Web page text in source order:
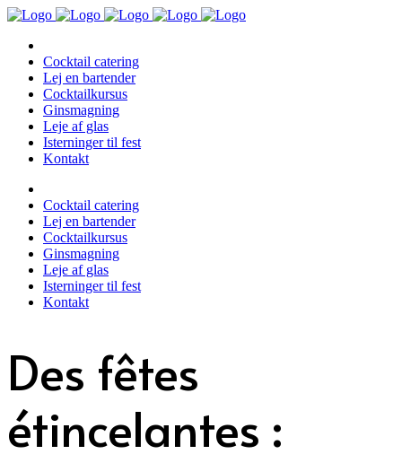
Cocktail catering
Lej en bartender
Cocktailkursus
Ginsmagning
Leje af glas
Isterninger til fest
Kontakt
Cocktail catering
Lej en bartender
Cocktailkursus
Ginsmagning
Leje af glas
Isterninger til fest
Kontakt
Des fêtes
étincelantes :